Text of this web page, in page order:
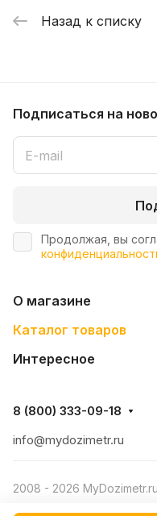
Назад к списку
Подписаться на
Продолжая, вы
О магазине
Каталог товаров
Интересное
8 (800) 333-09-18
info@mydozimetr.ru
2008 - 2026 MyDozimetr.ru